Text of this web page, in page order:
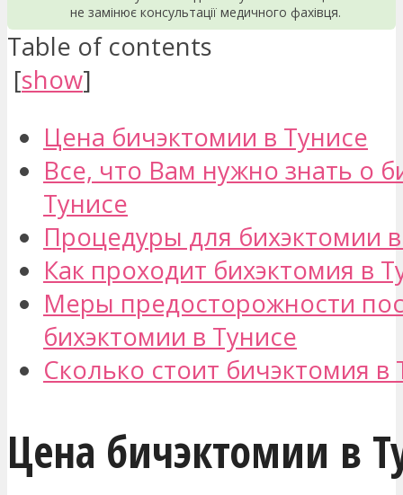
не замінює консультації медичного фахівця.
Table of contents
[show]
Цена бичэктомии в Тунисе
Все, что Вам нужно знать о
Тунисе
Процедуры для бихэктомии
Как проходит бихэктомия в
Меры предосторожности
бихэктомии в Тунисе
Сколько стоит бичэктомия в
Цена бичэктомии в